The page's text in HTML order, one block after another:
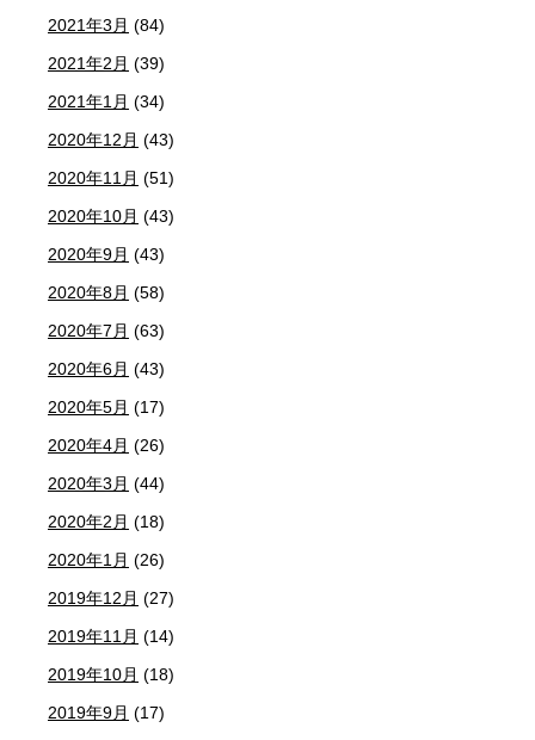
2021年3月 (84)
2021年2月 (39)
2021年1月 (34)
2020年12月 (43)
2020年11月 (51)
2020年10月 (43)
2020年9月 (43)
2020年8月 (58)
2020年7月 (63)
2020年6月 (43)
2020年5月 (17)
2020年4月 (26)
2020年3月 (44)
2020年2月 (18)
2020年1月 (26)
2019年12月 (27)
2019年11月 (14)
2019年10月 (18)
2019年9月 (17)